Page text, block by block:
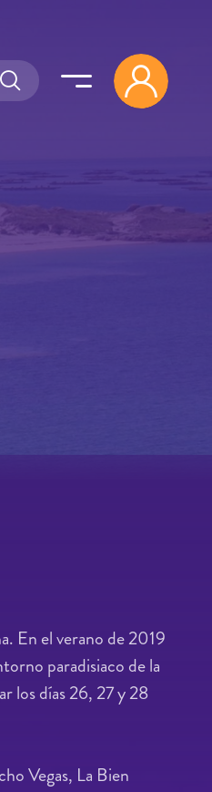
En el verano de 2019
paradisiaco de la
los días 26, 27 y 28
Vegas, La Bien